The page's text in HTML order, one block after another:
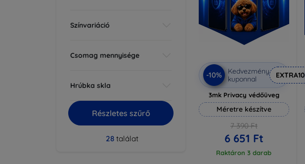
Színvariáció
Csomag mennyisége
Hrúbka skla
Részletes szűrő
28 találat
-10%
Kedvezmény
kuponnal
EXTRA10
3mk Privacy védőüveg
Méretre készítve
7 390 Ft
6 651 Ft
Raktáron 3 darab